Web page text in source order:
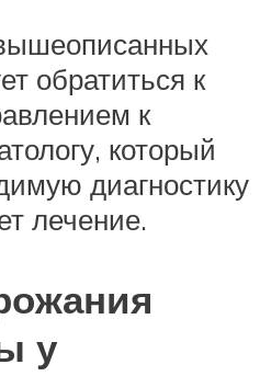
обратиться к
к
который
диагностику
лечение.
у